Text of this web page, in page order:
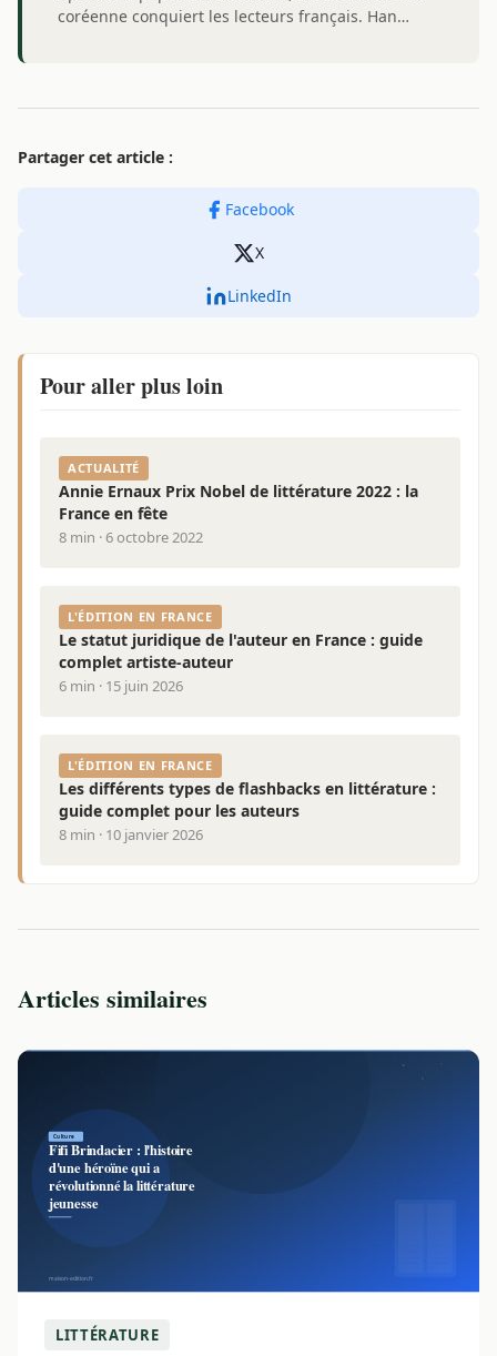
coréenne conquiert les lecteurs français. Han…
Partager cet article :
Facebook
X
LinkedIn
Pour aller plus loin
ACTUALITÉ
Annie Ernaux Prix Nobel de littérature 2022 : la
France en fête
8 min · 6 octobre 2022
L'ÉDITION EN FRANCE
Le statut juridique de l'auteur en France : guide
complet artiste-auteur
6 min · 15 juin 2026
L'ÉDITION EN FRANCE
Les différents types de flashbacks en littérature :
guide complet pour les auteurs
8 min · 10 janvier 2026
Articles similaires
LITTÉRATURE